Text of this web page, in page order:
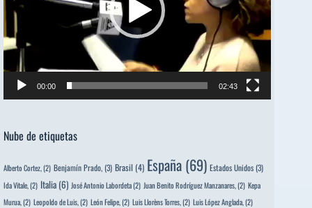
00:00 02:43
Nube de etiquetas
Alberto Cortez, (2) Benjamín Prado,(3) Brasil (4) España (69) Estados Unidos(3)
Ida Vitale, (2) Italia (6) José Antonio Labordeta(2) Juan Benito Rodríguez Manzanares, (2) Kepa
Murua, (2) Leopoldo de Luis, (2) León Felipe, (2) Luis Llorèns Torres, (2) Luis López Anglada, (2)